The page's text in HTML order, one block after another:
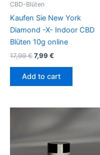
CBD-Blüten
Kaufen Sie New York
Diamond -X- Indoor CBD
Blüten 10g online
17,99€7,99 €
Add to cart